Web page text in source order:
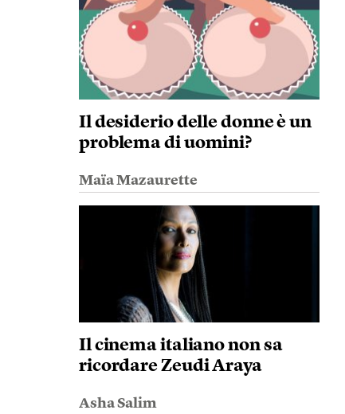
Il desiderio delle donne è un
problema di uomini?
Maïa Mazaurette
Il cinema italiano non sa
ricordare Zeudi Araya
Asha Salim